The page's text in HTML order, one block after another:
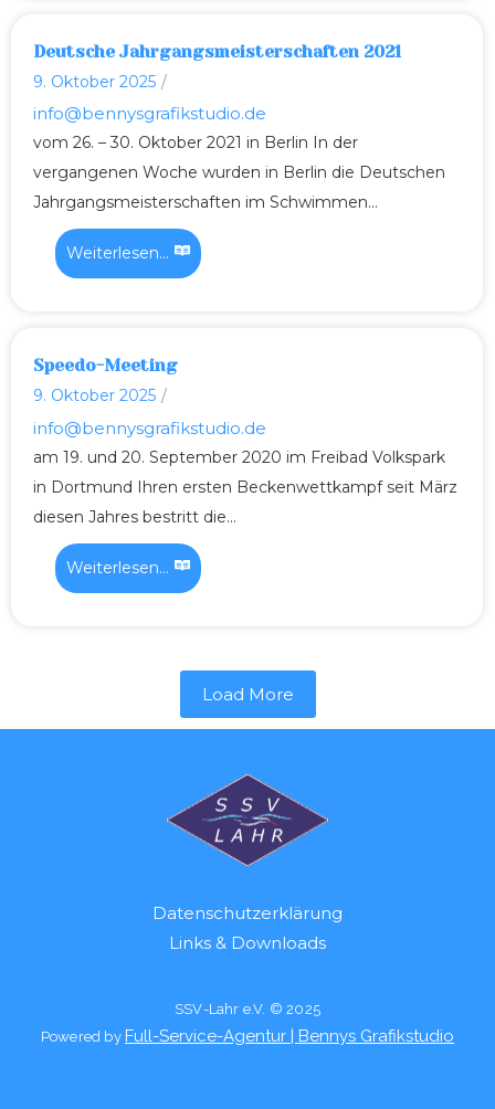
Deutsche Jahrgangsmeisterschaften 2021
9. Oktober 2025 /
info@bennysgrafikstudio.de
vom 26. – 30. Oktober 2021 in Berlin In der
vergangenen Woche wurden in Berlin die Deutschen
Jahrgangsmeisterschaften im Schwimmen...
Weiterlesen...
Speedo-Meeting
9. Oktober 2025 /
info@bennysgrafikstudio.de
am 19. und 20. September 2020 im Freibad Volkspark
in Dortmund Ihren ersten Beckenwettkampf seit März
diesen Jahres bestritt die...
Weiterlesen...
Load More
Datenschutzerklärung
Links & Downloads
SSV-Lahr e.V. © 2025
Powered by Full-Service-Agentur | Bennys Grafikstudio